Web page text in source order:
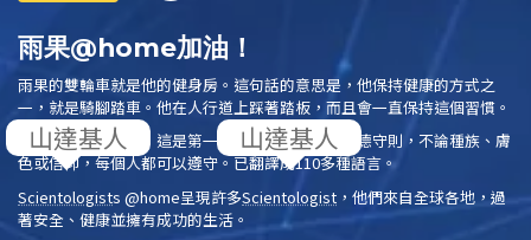
雨果@home加油！
雨果的雙輪車就是他的健身房。這句話的意思是，他保持健康的方式之
一，就是騎腳踏車。他在人行道上踩著踏板，而且會一直保持這個習慣。
閱讀 《快樂之道》
，這是第一份完全基於常識的道德守則，不論種族、膚
色或信仰，每個人都可以遵守。已翻譯成110多種語言。
Scientologists @home呈現許多Scientologist ，他們來自全球各地，過
著安全、健康並擁有成功的生活。